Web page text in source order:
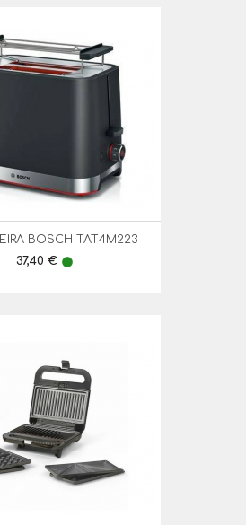
BOSCH TAT4M223
Preço
37,40 € lens